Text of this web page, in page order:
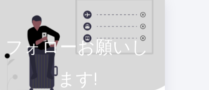
フォローお願いし
ます!